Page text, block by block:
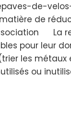
de-
de
La
pour leur
les
ou